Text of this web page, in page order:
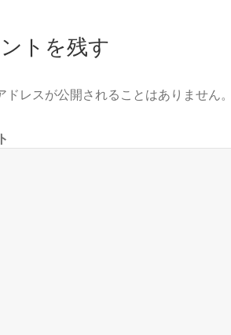
トを残す
ドレスが公開されることはありません。